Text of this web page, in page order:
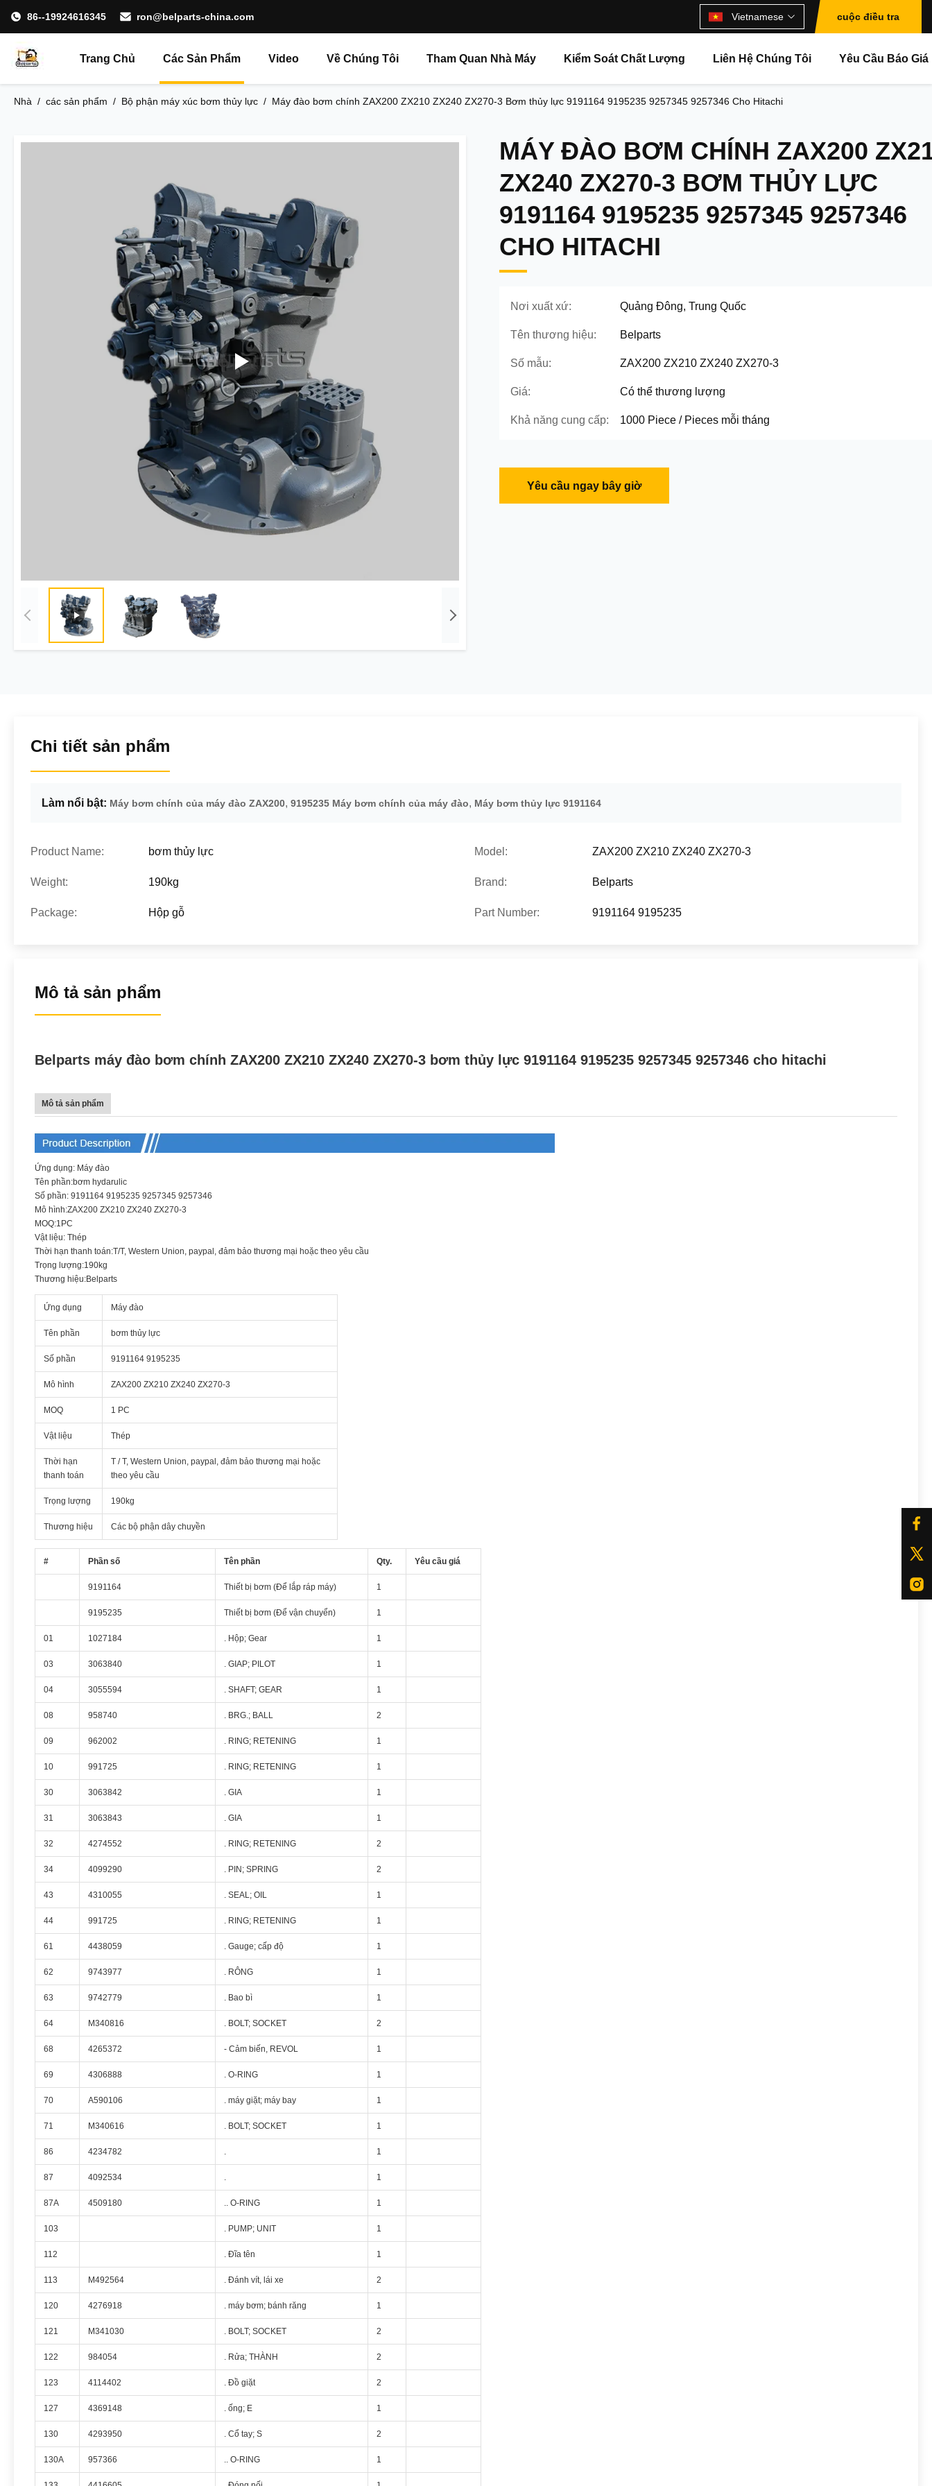
86--19924616345 ron@belparts-china.com Vietnamese cuộc điều tra
Trang Chủ Các Sản Phẩm Video Về Chúng Tôi Tham Quan Nhà Máy Kiểm Soát Chất Lượng Liên Hệ Chúng Tôi Yêu Cầu Báo Giá
Nhà / các sản phẩm / Bộ phận máy xúc bơm thủy lực / Máy đào bơm chính ZAX200 ZX210 ZX240 ZX270-3 Bơm thủy lực 9191164 9195235 9257345 9257346 Cho Hitachi
MÁY ĐÀO BƠM CHÍNH ZAX200
ZX240 ZX270-3 BƠM THỦY LỰC
9191164 9195235 9257345 9257346
CHO HITACHI
Nơi xuất xứ: Quảng Đông, Trung Quốc
Tên thương hiệu: Belparts
Số mẫu: ZAX200 ZX210 ZX240 ZX270-3
Giá: Có thể thương lượng
Khả năng cung cấp: 1000 Piece / Pieces mỗi tháng
Yêu cầu ngay bây giờ
Chi tiết sản phẩm
Làm nổi bật: Máy bơm chính của máy đào ZAX200, 9195235 Máy bơm chính của máy đào, Máy bơm thủy lực 9191164
Product Name: bơm thủy lực Model: ZAX200 ZX210 ZX240 ZX270-3
Weight: 190kg Brand: Belparts
Package: Hộp gỗ Part Number: 9191164 9195235
Mô tả sản phẩm
Belparts máy đào bơm chính ZAX200 ZX210 ZX240 ZX270-3 bơm thủy lực 9191164 9195235 9257345 9257346 cho hitachi
Mô tả sản phẩm
Ứng dụng: Máy đào
Tên phần:bơm hydarulic
Số phần: 9191164 9195235 9257345 9257346
Mô hình:ZAX200 ZX210 ZX240 ZX270-3
MOQ:1PC
Vật liệu: Thép
Thời hạn thanh toán:T/T, Western Union, paypal, đảm bảo thương mại hoặc theo yêu cầu
Trọng lượng:190kg
Thương hiệu:Belparts
Ứng dụng Máy đào
Tên phần bơm thủy lực
Số phần 9191164 9195235
Mô hình ZAX200 ZX210 ZX240 ZX270-3
MOQ 1 PC
Vật liệu Thép
Thời hạn
thanh toán
T / T, Western Union, paypal, đảm bảo thương mại hoặc
theo yêu cầu
Trọng lượng 190kg
Thương hiệu Các bộ phận dây chuyền
# Phần số Tên phần Qty. Yêu cầu giá
9191164 Thiết bị bơm (Để lắp ráp máy) 1
9195235 Thiết bị bơm (Để vận chuyển) 1
01 1027184 . Hộp; Gear 1
03 3063840 . GIAP; PILOT 1
04 3055594 . SHAFT; GEAR 1
08 958740 . BRG.; BALL 2
09 962002 . RING; RETENING 1
10 991725 . RING; RETENING 1
30 3063842 . GIA 1
31 3063843 . GIA 1
32 4274552 . RING; RETENING 2
34 4099290 . PIN; SPRING 2
43 4310055 . SEAL; OIL 1
44 991725 . RING; RETENING 1
61 4438059 . Gauge; cấp độ 1
62 9743977 . RÔNG 1
63 9742779 . Bao bì 1
64 M340816 . BOLT; SOCKET 2
68 4265372 - Cảm biến, REVOL 1
69 4306888 . O-RING 1
70 A590106 . máy giặt; máy bay 1
71 M340616 . BOLT; SOCKET 1
86 4234782 . 1
87 4092534 . 1
87A 4509180 .. O-RING 1
103 . PUMP; UNIT 1
112 . Đĩa tên 1
113 M492564 . Đánh vít, lái xe 2
120 4276918 . máy bơm; bánh răng 1
121 M341030 . BOLT; SOCKET 2
122 984054 . Rửa; THÀNH 2
123 4114402 . Đồ giặt 2
127 4369148 . ống; E 1
130 4293950 . Cổ tay; S 2
130A 957366 .. O-RING 1